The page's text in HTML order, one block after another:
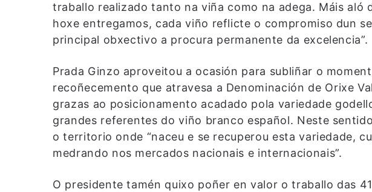
traballo realizado tanto na viña como na adega. Máis aló
hoxe entregamos, cada viño reflicte o compromiso dun
principal obxectivo a procura permanente da excelencia”.
Prada Ginzo aproveitou a ocasión para subliñar o
recoñecemento que atravesa a Denominación de Orixe
grazas ao posicionamento acadado pola variedade
grandes referentes do viño branco español. Neste
o territorio onde “naceu e se recuperou esta variedade,
medrando nos mercados nacionais e internacionais”.
O presidente tamén quixo poñer en valor o traballo das